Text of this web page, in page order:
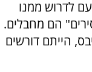
לדרוש ממנו
הם מחבלים.
הייתם דורשים